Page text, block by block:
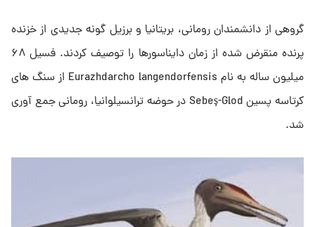
گروهی از دانشمندان رومانی، بریتانیا و برزیل گونه جدیدی از خزنده
پرنده منقرض شده از زمان دایناسورها را توصیف کردند. فسیل ۶۸
میلیون ساله به نام Eurazhdarcho langendorfensis از سنگ های
کرتاسه پسین Sebeş-Glod در حوضه ترانسیلوانیا، رومانی جمع آوری
شد.